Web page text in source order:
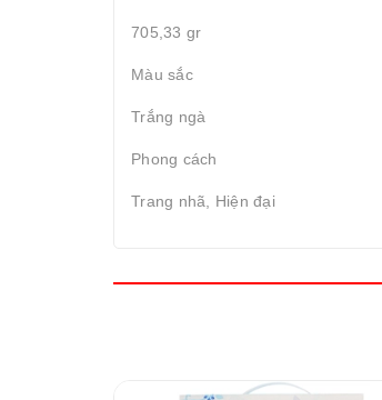
705,33 gr
Màu sắc
Trắng ngà
Phong cách
Trang nhã, Hiện đại